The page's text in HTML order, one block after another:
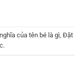
của tên bé là gì, Đặt
.